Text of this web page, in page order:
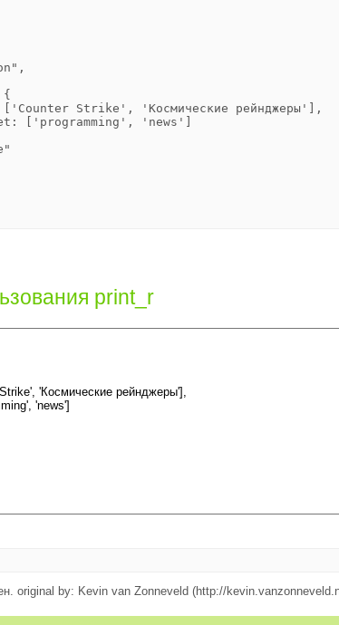
Strike', 'Космические рейнджеры'],
['programming', 'news']
print_r
original by: Kevin van Zonneveld (http://